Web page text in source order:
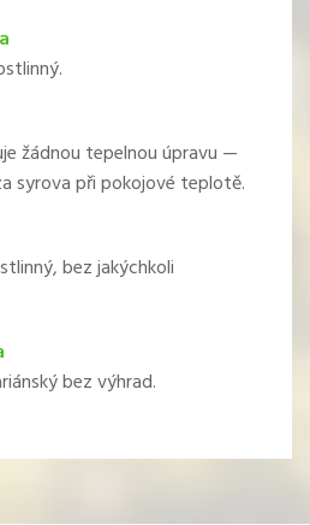
žádnou tepelnou úpravu —
syrova při pokojové teplotě.
bez jakýchkoli
bez výhrad.